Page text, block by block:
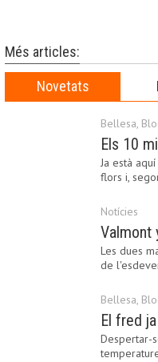
Més articles:
Novetats
Bellesa,
Ja està
flors i,
Notícies
Les dues
de
Bellesa,
Despertar-